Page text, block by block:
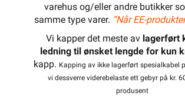
varehus og/eller andre butikker
samme type varer. “Når EE-
Vi kapper det meste av lagerført
ledning til ønsket lengde for kun
kapp. Kapping av ikke lagerført spesialkabel
vi dessverre viderebelaste ett gebyr på kr.
produsent